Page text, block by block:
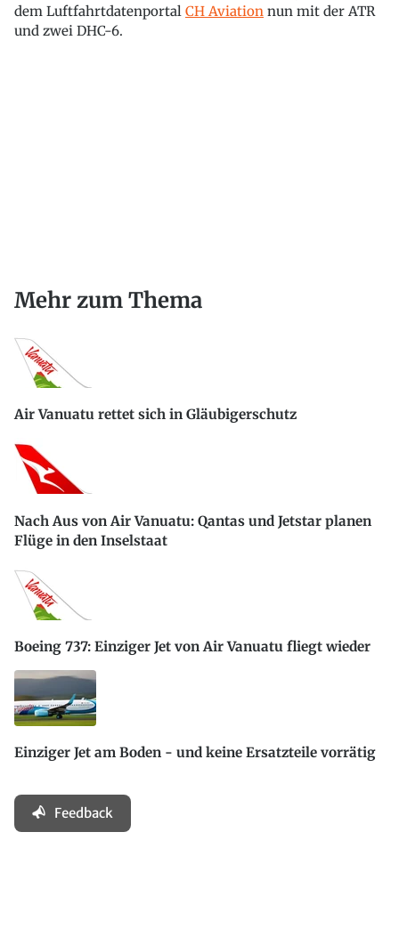
dem Luftfahrtdatenportal CH Aviation nun mit der ATR
und zwei DHC-6.
Mehr zum Thema
Air Vanuatu rettet sich in Gläubigerschutz
Nach Aus von Air Vanuatu: Qantas und Jetstar planen
Flüge in den Inselstaat
Boeing 737: Einziger Jet von Air Vanuatu fliegt wieder
Einziger Jet am Boden - und keine Ersatzteile vorrätig
Feedback